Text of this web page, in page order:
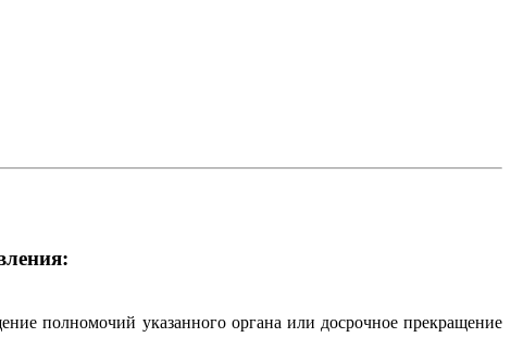
полномочий указанного органа или досрочное прекращение